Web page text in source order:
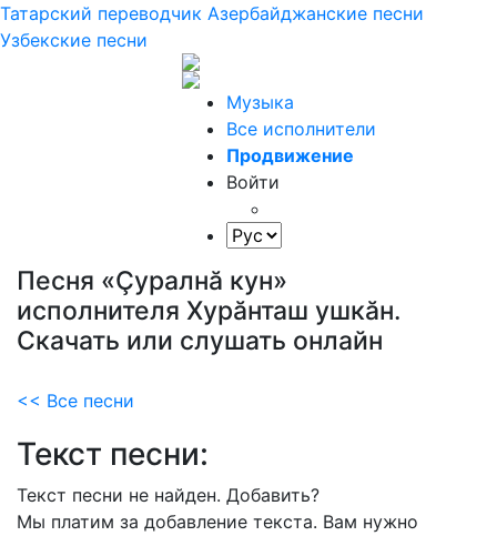
Татарский переводчик Азербайджанские песни
Узбекские песни
Музыка
Все исполнители
Продвижение
Войти
Песня «Ҫуралнă кун»
исполнителя Хурăнташ ушкăн.
Скачать или слушать онлайн
<< Все песни
Текст песни:
Текст песни не найден. Добавить?
Мы платим за добавление текста. Вам нужно